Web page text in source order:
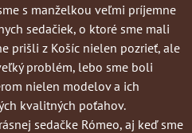
s manželkou veľmi príjemne
sedačiek, o ktoré sme mali
prišli z Košíc nielen pozrieť, ale
problém, lebo sme boli
nielen modelov a ich
kvalitných poťahov.
sedačke Rómeo, aj keď sme